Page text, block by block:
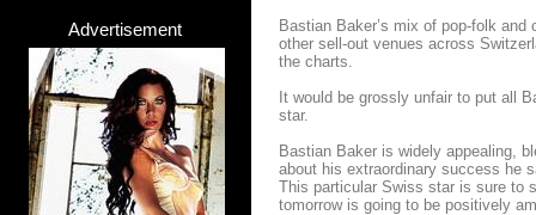
Advertisement
Bastian Baker’s mix of pop-folk
other sell-out venues across
the charts.
It would be grossly unfair to put all
star.
Bastian Baker is widely appealing,
about his extraordinary success he
This particular Swiss star is sure to
tomorrow is going to be positively